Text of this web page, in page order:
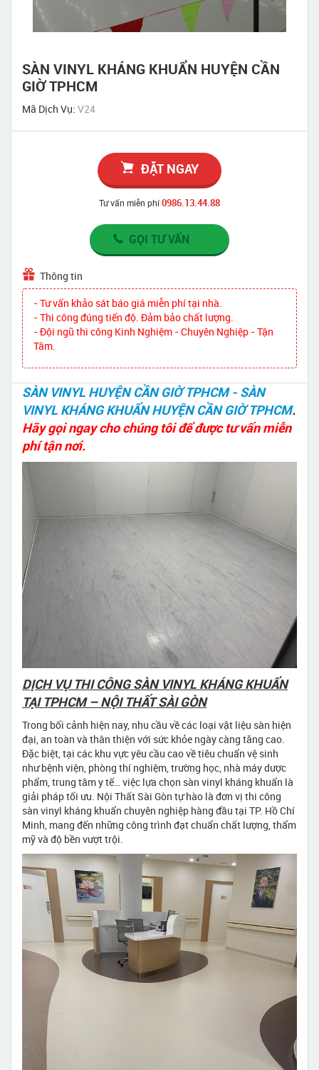
SÀN VINYL KHÁNG KHUẨN HUYỆN CẦN
GIỜ TPHCM
Mã Dịch Vụ: V24
ĐẶT NGAY
Tư vấn miễn phí0986.13.44.88
GỌI TƯ VẤN
Thông tin
- Tư vấn khảo sát báo giá miễn phí tại nhà.
- Thi công đúng tiến độ. Đảm bảo chất lượng.
- Đội ngũ thi công Kinh Nghiệm - Chuyên Nghiệp - Tận
Tâm.
SÀN VINYL HUYỆN CẦN GIỜ TPHCM - SÀN
VINYL KHÁNG KHUẨN HUYỆN CẦN GIỜ TPHCM.
Hãy gọi ngay cho chúng tôi để được tư vấn miễn
phí tận nơi.
DỊCH VỤ THI CÔNG SÀN VINYL KHÁNG KHUẨN
TẠI TPHCM – NỘI THẤT SÀI GÒN
Trong bối cảnh hiện nay, nhu cầu về các loại vật liệu sàn hiện
đại, an toàn và thân thiện với sức khỏe ngày càng tăng cao.
Đặc biệt, tại các khu vực yêu cầu cao về tiêu chuẩn vệ sinh
như bệnh viện, phòng thí nghiệm, trường học, nhà máy dược
phẩm, trung tâm y tế… việc lựa chọn sàn vinyl kháng khuẩn là
giải pháp tối ưu. Nội Thất Sài Gòn tự hào là đơn vị thi công
sàn vinyl kháng khuẩn chuyên nghiệp hàng đầu tại TP. Hồ Chí
Minh, mang đến những công trình đạt chuẩn chất lượng, thẩm
mỹ và độ bền vượt trội.